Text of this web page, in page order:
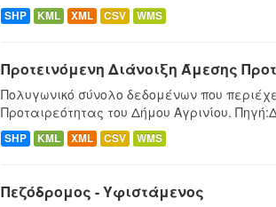
SHP KML XML CSV WMS
Προτεινόμενη Διάνοιξη Άμεσης
Πολυγωνικό σύνολο δεδομένων που
Προταιρεότητας του Δήμου Αγρινίου.
SHP KML XML CSV WMS
Πεζόδρομος - Υφιστάμενος